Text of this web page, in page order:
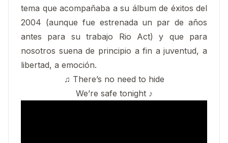
tema que acompañaba a su álbum de éxitos del
2004 (aunque fue estrenada un par de años
antes para su trabajo Rio Act) y que para
nosotros suena de principio a fin a juventud, a
libertad, a emoción.
♫ There’s no need to hide
We’re safe tonight ♪